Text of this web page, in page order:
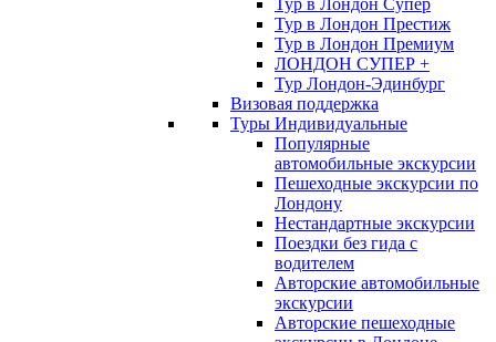
Тур в Лондон Супер
Тур в Лондон Престиж
Тур в Лондон Премиум
ЛОНДОН СУПЕР +
Тур Лондон-Эдинбург
Визовая поддержка
Туры Индивидуальные
Популярные
автомобильные экскурсии
Пешеходные экскурсии по
Лондону
Нестандартные экскурсии
Поездки без гида с
водителем
Авторские автомобильные
экскурсии
Авторские пешеходные